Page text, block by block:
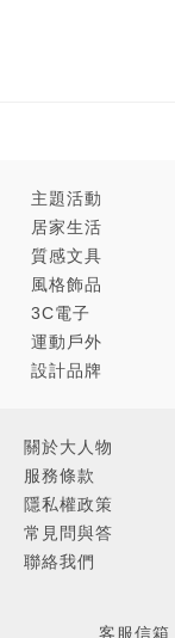
關於大人物
服務條款
隱私權政策
常見問與答
聯絡我們
主題活動
居家生活
質感文具
風格飾品
3C電子
運動戶外
設計品牌
客服信箱